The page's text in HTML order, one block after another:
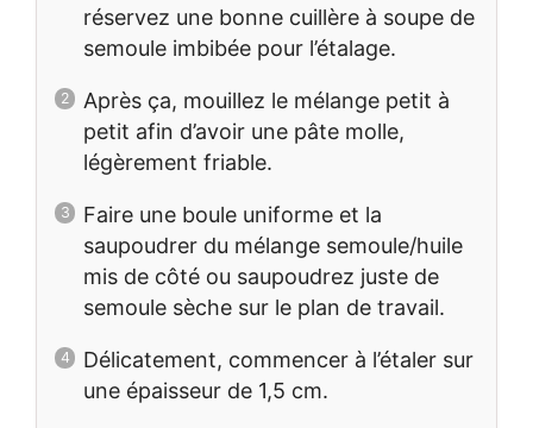
réservez une bonne cuillère à soupe de
semoule imbibée pour l’étalage.
Après ça, mouillez le mélange petit à
petit afin d’avoir une pâte molle,
légèrement friable.
Faire une boule uniforme et la
saupoudrer du mélange semoule/huile
mis de côté ou saupoudrez juste de
semoule sèche sur le plan de travail.
Délicatement, commencer à l’étaler sur
une épaisseur de 1,5 cm.